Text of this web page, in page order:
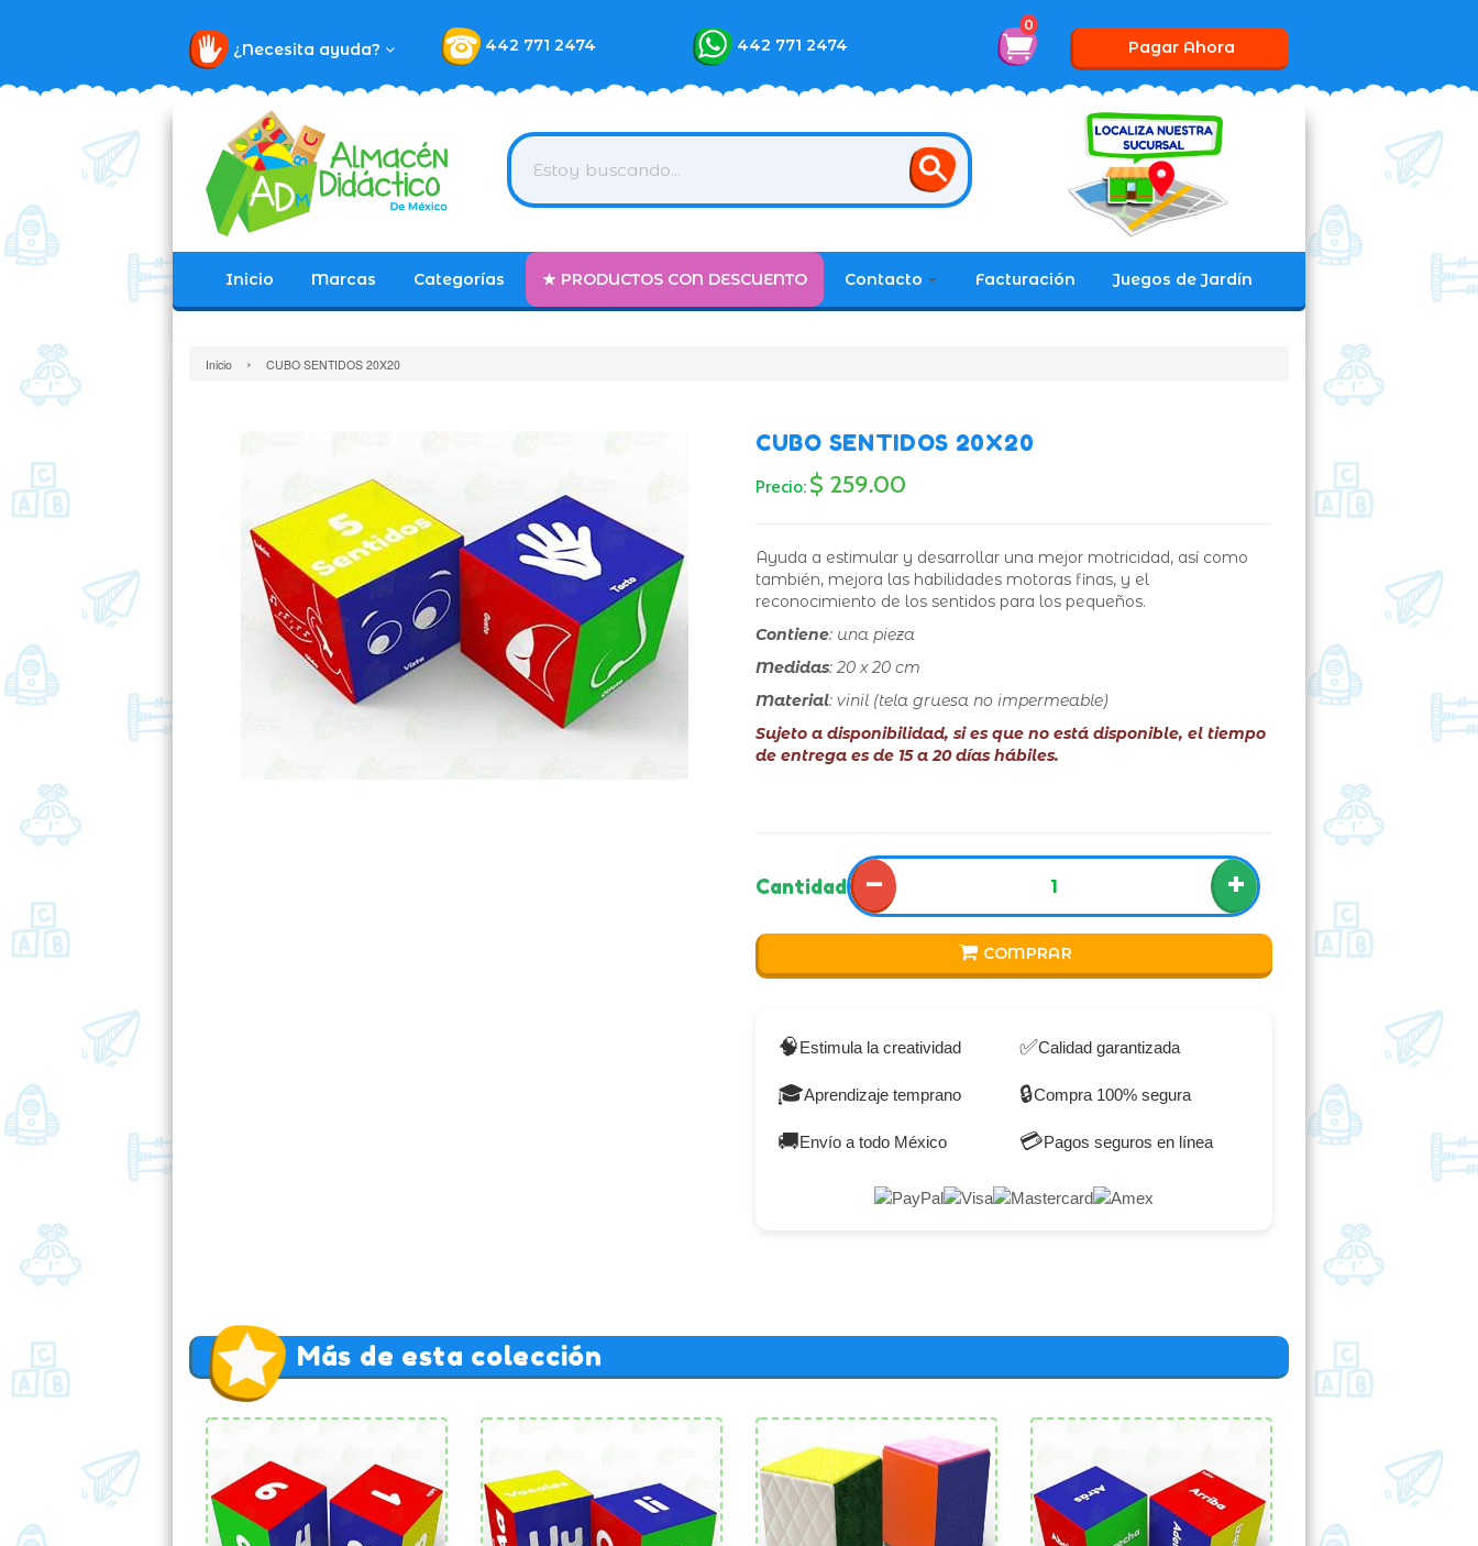
¿Necesita ayuda? 442 771 2474 442 771 2474
0
Pagar Ahora
Inicio Marcas Categorías ★ PRODUCTOS CON DESCUENTO Contacto Facturación Juegos de Jardín
Inicio › CUBO SENTIDOS 20X20
CUBO SENTIDOS 20X20
Precio: $ 259.00
Ayuda a estimular y desarrollar una mejor motricidad, así como
también, mejora las habilidades motoras finas, y el
reconocimiento de los sentidos para los pequeños.
Contiene: una pieza
Medidas: 20 x 20 cm
Material: vinil (tela gruesa no impermeable)
Sujeto a disponibilidad, si es que no está disponible, el tiempo
de entrega es de 15 a 20 días hábiles.
Cantidad − +
COMPRAR
🧠Estimula la creatividad ✅Calidad garantizada
🎓Aprendizaje temprano 🔒Compra 100% segura
🚚Envío a todo México 💳Pagos seguros en línea
Más de esta colección